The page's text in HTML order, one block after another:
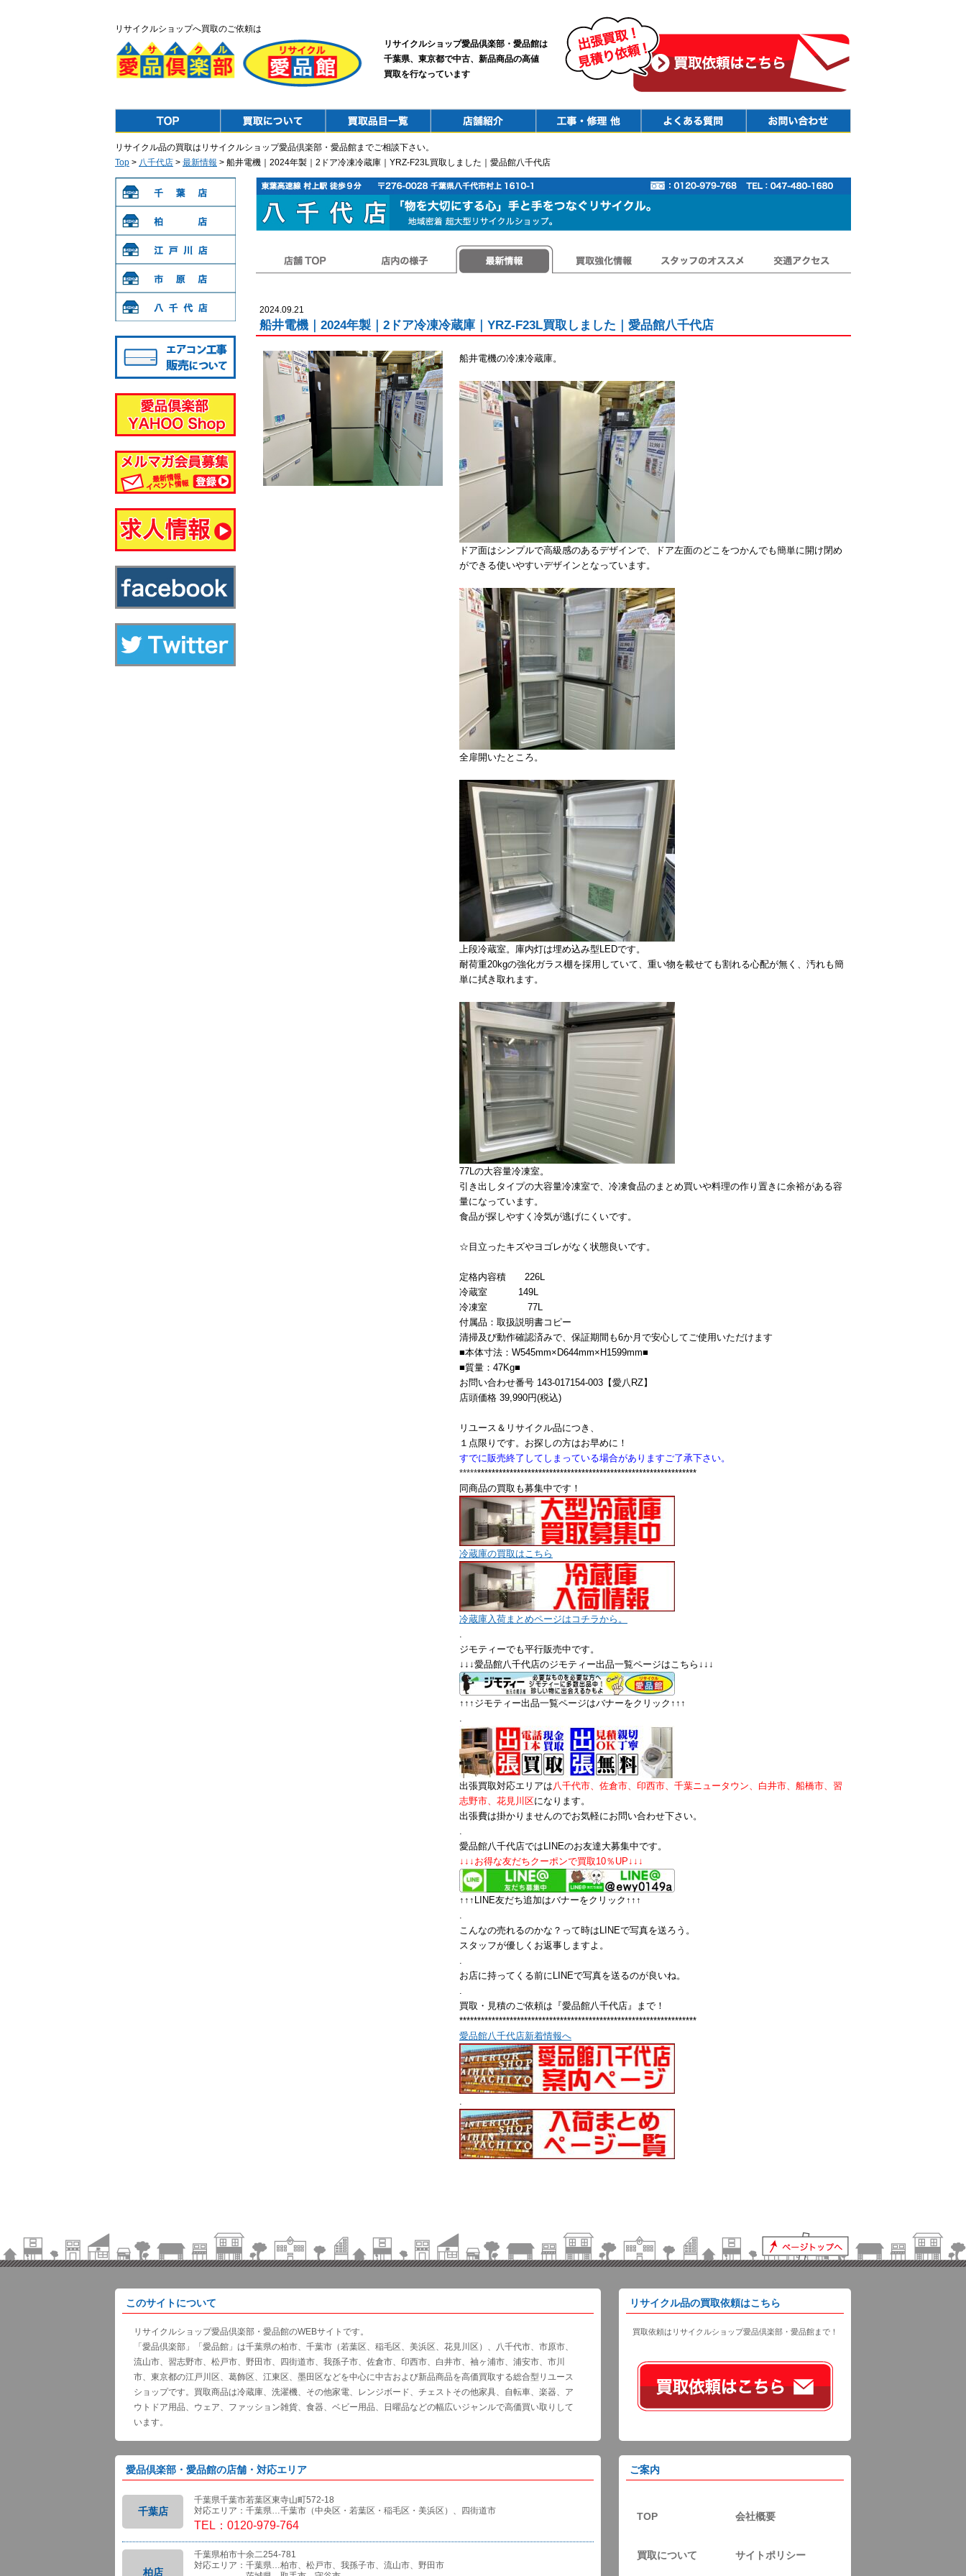
リサイクルショップへ買取のご依頼は
リサイクルショップ愛品倶楽部・愛品館は
千葉県、東京都で中古、新品商品の高値
買取を行なっています
リサイクル品の買取はリサイクルショップ愛品倶楽部・愛品館までご相談下さい。
Top > 八千代店 > 最新情報 > 船井電機｜2024年製｜2ドア冷凍冷蔵庫｜YRZ-F23L買取しました｜愛品館八千代店
2024.09.21
船井電機｜2024年製｜2ドア冷凍冷蔵庫｜YRZ-F23L買取しました｜愛品館八千代店
船井電機の冷凍冷蔵庫。
ドア面はシンプルで高級感のあるデザインで、ドア左面のどこをつかんでも簡単に開け閉め
ができる使いやすいデザインとなっています。
全扉開いたところ。
上段冷蔵室。庫内灯は埋め込み型LEDです。
耐荷重20kgの強化ガラス棚を採用していて、重い物を載せても割れる心配が無く、汚れも簡
単に拭き取れます。
77Lの大容量冷凍室。
引き出しタイプの大容量冷凍室で、冷凍食品のまとめ買いや料理の作り置きに余裕がある容
量になっています。
食品が探しやすく冷気が逃げにくいです。
☆目立ったキズやヨゴレがなく状態良いです。
定格内容積 226L
冷蔵室 149L
冷凍室 77L
付属品：取扱説明書コピー
清掃及び動作確認済みで、保証期間も6か月で安心してご使用いただけます
■本体寸法：W545mm×D644mm×H1599mm■
■質量：47Kg■
お問い合わせ番号 143-017154-003【愛八RZ】
店頭価格 39,990円(税込)
リユース＆リサイクル品につき、
１点限りです。お探しの方はお早めに！
すでに販売終了してしまっている場合がありますご了承下さい。
******************************************************************
同商品の買取も募集中です！
冷蔵庫の買取はこちら
冷蔵庫入荷まとめページはコチラから。
.
ジモティーでも平行販売中です。
↓↓↓愛品館八千代店のジモティー出品一覧ページはこちら↓↓↓
↑↑↑ジモティー出品一覧ページはバナーをクリック↑↑↑
.
出張買取対応エリアは八千代市、佐倉市、印西市、千葉ニュータウン、白井市、船橋市、習
志野市、花見川区になります。
出張費は掛かりませんのでお気軽にお問い合わせ下さい。
.
愛品館八千代店ではLINEのお友達大募集中です。
↓↓↓お得な友だちクーポンで買取10％UP↓↓↓
↑↑↑LINE友だち追加はバナーをクリック↑↑↑
.
こんなの売れるのかな？って時はLINEで写真を送ろう。
スタッフが優しくお返事しますよ。
.
お店に持ってくる前にLINEで写真を送るのが良いね。
.
買取・見積のご依頼は『愛品館八千代店』まで！
******************************************************************
愛品館八千代店新着情報へ
.
このサイトについて
リサイクルショップ愛品倶楽部・愛品館のWEBサイトです。
「愛品倶楽部」「愛品館」は千葉県の柏市、千葉市（若葉区、稲毛区、美浜区、花見川区）、八千代市、市原市、
流山市、習志野市、松戸市、野田市、四街道市、我孫子市、佐倉市、印西市、白井市、袖ヶ浦市、浦安市、市川
市、東京都の江戸川区、葛飾区、江東区、墨田区などを中心に中古および新品商品を高価買取する総合型リユース
ショップです。買取商品は冷蔵庫、洗濯機、その他家電、レンジボード、チェストその他家具、自転車、楽器、ア
ウトドア用品、ウェア、ファッション雑貨、食器、ベビー用品、日曜品などの幅広いジャンルで高価買い取りして
います。
リサイクル品の買取依頼はこちら
買取依頼はリサイクルショップ愛品倶楽部・愛品館まで！
愛品倶楽部・愛品館の店舗・対応エリア
千葉店
千葉県千葉市若葉区東寺山町572-18
対応エリア：千葉県…千葉市（中央区・若葉区・稲毛区・美浜区）、四街道市
TEL：0120-979-764
柏店
千葉県柏市十余二254-781
対応エリア：千葉県…柏市、松戸市、我孫子市、流山市、野田市
ご案内
TOP 会社概要
買取について サイトポリシー